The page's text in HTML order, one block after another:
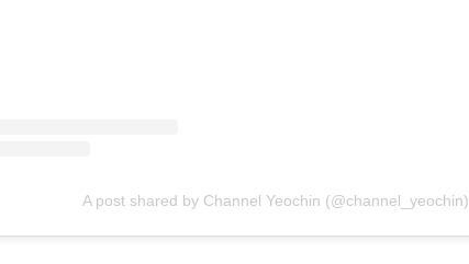
A post shared by Channel Yeochin (@channel_yeochin)